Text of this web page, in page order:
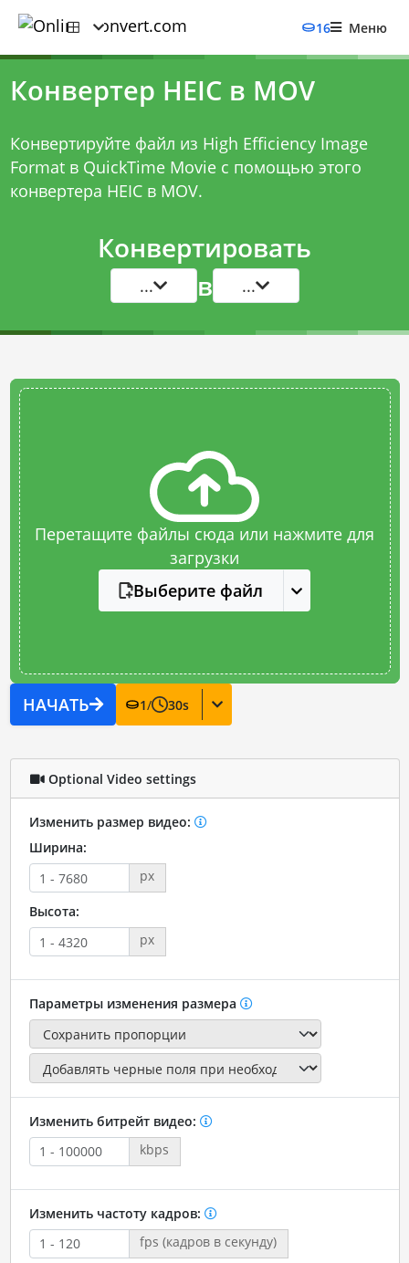
16 Меню
Конвертер HEIC в MOV
Конвертируйте файл из High Efficiency Image
Format в QuickTime Movie с помощью этого
конвертера HEIC в MOV.
Конвертировать
... в ...
Перетащите файлы сюда или нажмите для
загрузки
Выберите файл
НАЧАТЬ 1/ 30s
Optional Video settings
Изменить размер видео:
Ширина:
px
Высота:
px
Параметры изменения размера
Изменить битрейт видео:
kbps
Изменить частоту кадров:
fps (кадров в секунду)